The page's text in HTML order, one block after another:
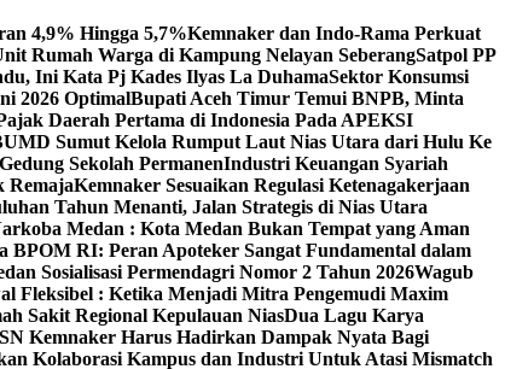
4,9% Hingga 5,7%Kemnaker dan Indo-Rama Perkuat
Rumah Warga di Kampung Nelayan SeberangSatpol PP
Ini Kata Pj Kades Ilyas La DuhamaSektor Konsumsi
2026 Optimal‎‎Bupati Aceh Timur Temui BNPB, Minta
Daerah Pertama di Indonesia Pada APEKSI
Sumut Kelola Rumput Laut Nias Utara dari Hulu Ke
Sekolah PermanenIndustri Keuangan Syariah
RemajaKemnaker Sesuaikan Regulasi Ketenagakerjaan
Tahun Menanti, Jalan Strategis di Nias Utara
Medan : Kota Medan Bukan Tempat yang Aman
BPOM RI: Peran Apoteker Sangat Fundamental dalam
Sosialisasi Permendagri Nomor 2 Tahun 2026Wagub
Fleksibel : Ketika Menjadi Mitra Pengemudi Maxim
Sakit Regional Kepulauan NiasDua Lagu Karya
Kemnaker Harus Hadirkan Dampak Nyata Bagi
Kolaborasi Kampus dan Industri Untuk Atasi Mismatch